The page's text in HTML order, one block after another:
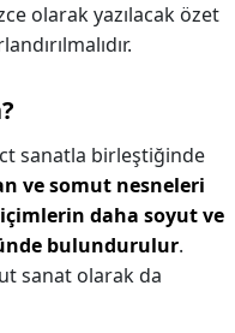
olarak yazılacak özet
sanatla birleştiğinde
ve somut nesneleri
daha soyut ve
bulundurulur.
sanat olarak da